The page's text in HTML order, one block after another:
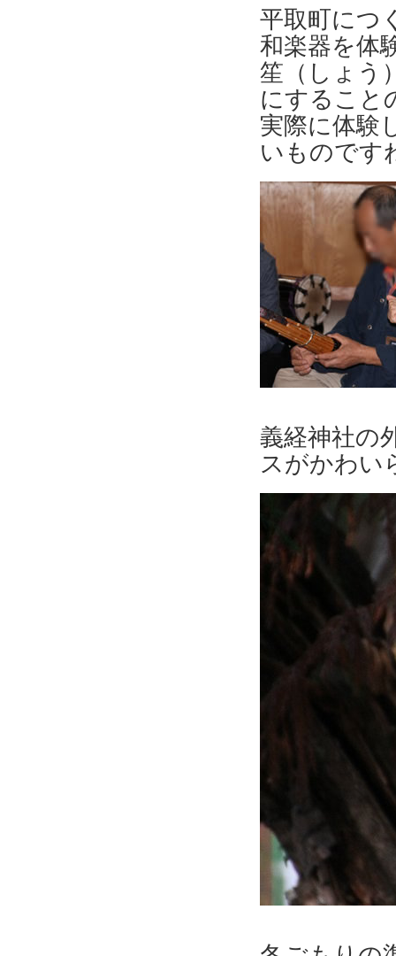
平取町につ
和楽器を体
笙（しょう
にすること
実際に体験
いものです
義経神社の
スがかわい